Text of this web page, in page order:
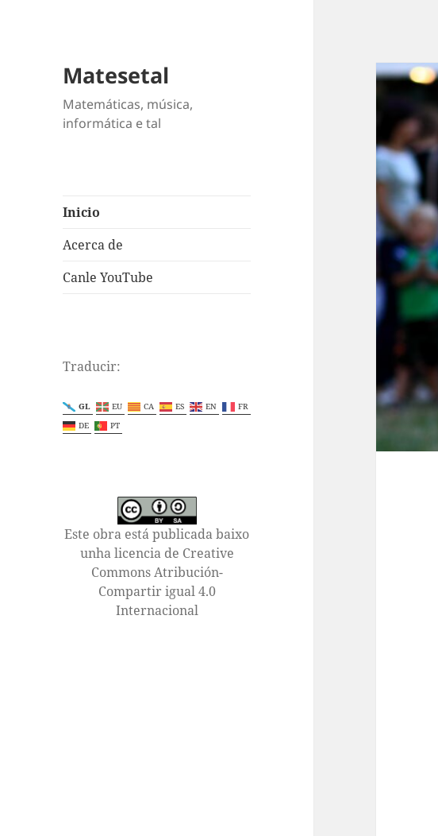
Matesetal
Matemáticas, música,
informática e tal
Inicio
Acerca de
Canle YouTube
Traducir:
GL EU CA ES EN
FR
DE
PT
Este obra está publicada baixo
unha licencia de Creative
Commons Atribución-
Compartir igual 4.0
Internacional